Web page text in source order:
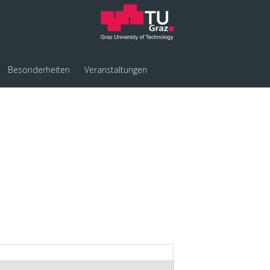
Besonderheiten Veranstaltungen